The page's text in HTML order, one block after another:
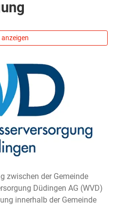
anzeigen
zwischen der Gemeinde
Düdingen AG (WVD)
innerhalb der Gemeinde